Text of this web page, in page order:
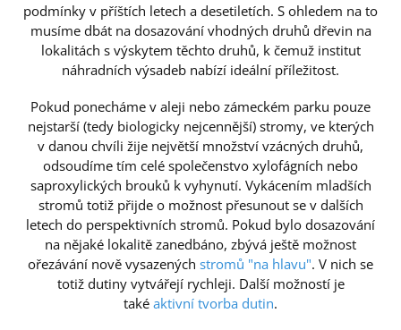
podmínky v příštích letech a desetiletích. S ohledem na to
musíme dbát na dosazování vhodných druhů dřevin na
lokalitách s výskytem těchto druhů, k čemuž institut
náhradních výsadeb nabízí ideální příležitost.
Pokud ponecháme v aleji nebo zámeckém parku pouze
nejstarší (tedy biologicky nejcennější) stromy, ve kterých
v danou chvíli žije největší množství vzácných druhů,
odsoudíme tím celé společenstvo xylofágních nebo
saproxylických brouků k vyhynutí. Vykácením mladších
stromů totiž přijde o možnost přesunout se v dalších
letech do perspektivních stromů. Pokud bylo dosazování
na nějaké lokalitě zanedbáno, zbývá ještě možnost
ořezávání nově vysazených stromů "na hlavu". V nich se
totiž dutiny vytvářejí rychleji. Další možností je
také aktivní tvorba dutin.